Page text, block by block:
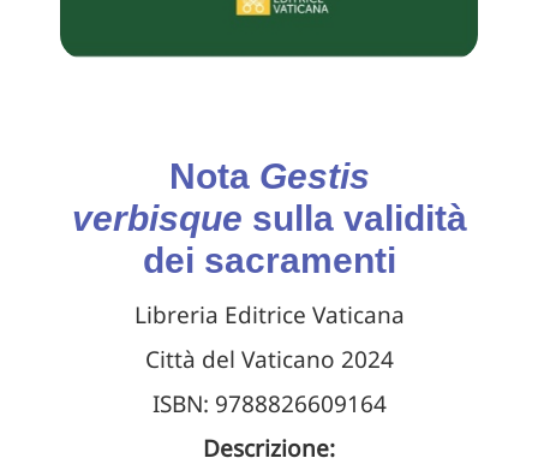
Nota Gestis
verbisque sulla validità
dei sacramenti
Libreria Editrice Vaticana
Città del Vaticano 2024
ISBN: 9788826609164
Descrizione: